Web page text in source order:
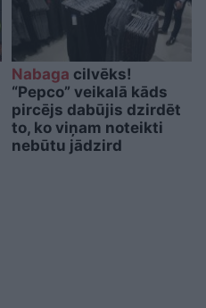
Nabaga cilvēks!
“Pepco” veikalā kāds
pircējs dabūjis dzirdēt
to, ko viņam noteikti
nebūtu jādzird